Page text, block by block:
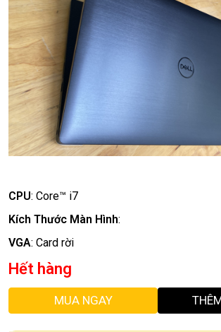
CPU: Core™ i7
Kích Thước Màn Hình:
VGA: Card rời
Hết hàng
MUA NGAY